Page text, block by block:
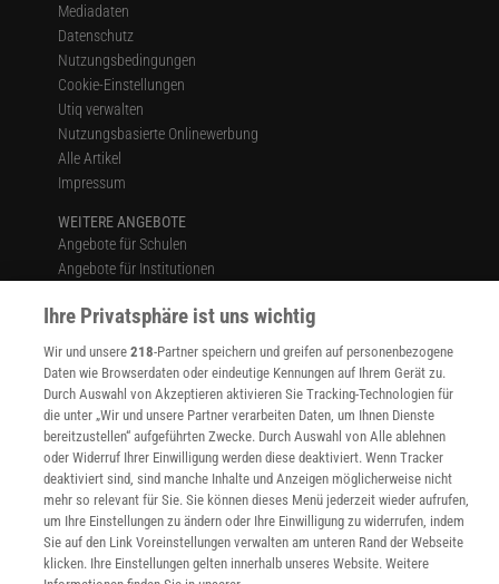
Mediadaten
Datenschutz
Nutzungsbedingungen
Cookie-Einstellungen
Utiq verwalten
Nutzungsbasierte Onlinewerbung
Alle Artikel
Impressum
WEITERE ANGEBOTE
Angebote für Schulen
Angebote für Institutionen
Lexika
Für Spektrum schreiben
Zugänglichkeitserklärung
WEBSEITEN
KielSCN
Wissenschaft in die Schulen
SciLogs
Uns finden Sie auch hier:
Ihre Privatsphäre ist uns wichtig
Wir und unsere218-Partner speichern und greifen auf personenbezogene
Daten wie Browserdaten oder eindeutige Kennungen auf Ihrem Gerät zu.
Durch Auswahl von Akzeptieren aktivieren Sie Tracking-Technologien für
die unter „Wir und unsere Partner verarbeiten Daten, um Ihnen Dienste
bereitzustellen“ aufgeführten Zwecke. Durch Auswahl von Alle ablehnen
oder Widerruf Ihrer Einwilligung werden diese deaktiviert. Wenn Tracker
deaktiviert sind, sind manche Inhalte und Anzeigen möglicherweise nicht
mehr so relevant für Sie. Sie können dieses Menü jederzeit wieder aufrufen,
um Ihre Einstellungen zu ändern oder Ihre Einwilligung zu widerrufen, indem
Sie auf den Link Voreinstellungen verwalten am unteren Rand der Webseite
klicken. Ihre Einstellungen gelten innerhalb unseres Website. Weitere